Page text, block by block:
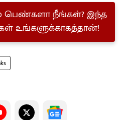
பெண்களா நீங்கள்? இந்த
உங்களுக்காகத்தான்!